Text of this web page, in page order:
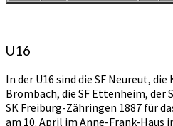
U16
In der U16 sind die SF Neureut, die
Brombach, die SF Ettenheim, der
SK Freiburg-Zähringen 1887 für
am 10. April im Anne-Frank-